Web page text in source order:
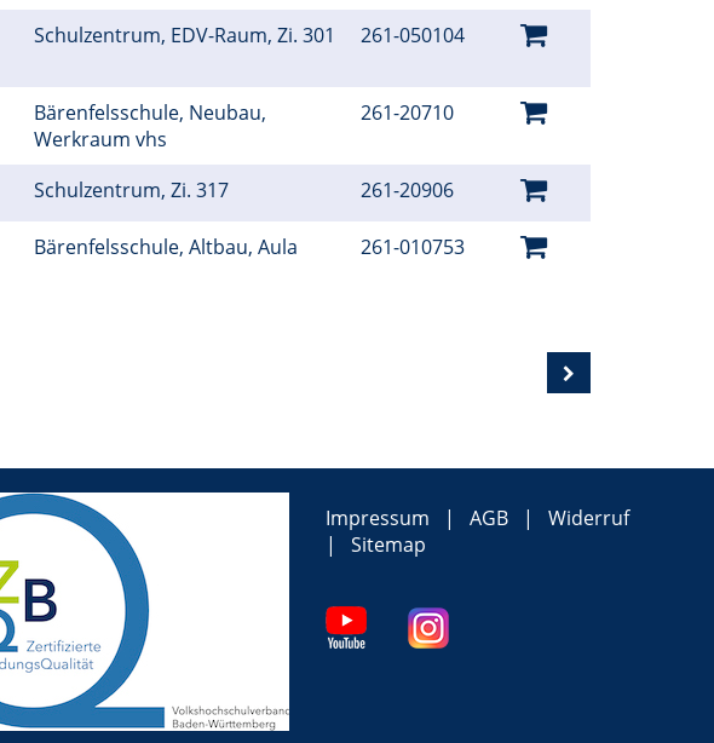
Schulzentrum, EDV-Raum, Zi. 301 261-050104
Bärenfelsschule, Neubau,
Werkraum vhs
261-20710
Schulzentrum, Zi. 317 261-20906
Bärenfelsschule, Altbau, Aula 261-010753
Impressum AGB
Widerruf
Sitemap